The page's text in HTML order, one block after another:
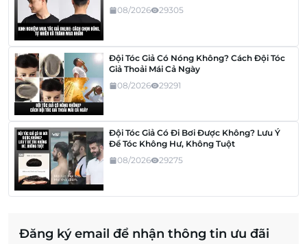
08/2026
29305
Đội Tóc Giả Có Nóng Không? Cách Đội Tóc
Giả Thoải Mái Cả Ngày
08/2026
29291
Đội Tóc Giả Có Đi Bơi Được Không? Lưu Ý
Để Tóc Không Hư, Không Tuột
08/2026
29275
Đăng ký email để nhận thông tin ưu đãi